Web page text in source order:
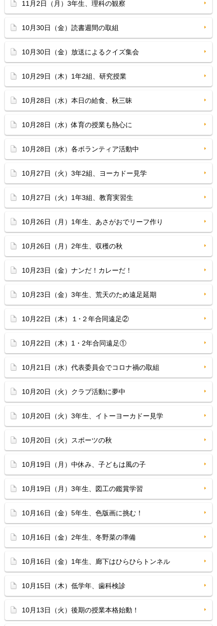
11月2日（月）3年生、理科の観察
10月30日（金）読書週間の取組
10月30日（金）放送によるクイズ集会
10月29日（木）1年2組、研究授業
10月28日（水）本日の給食、秋三昧
10月28日（水）体育の授業も熱心に
10月28日（水）各ボランティア活動中
10月27日（火）3年2組、ヨーカドー見学
10月27日（火）1年3組、教育実習生
10月26日（月）1年生、あさがおでリーフ作り
10月26日（月）2年生、収穫の秋
10月23日（金）ナンだ！カレーだ！
10月23日（金）3年生、荒天のため遠足延期
10月22日（木）１･２年合同遠足②
10月22日（木）1・2年合同遠足①
10月21日（水）代表委員会でコロナ禍の取組
10月20日（火）クラブ活動に夢中
10月20日（火）3年生、イトーヨーカドー見学
10月20日（火）スポーツの秋
10月19日（月）中休み、子どもは風の子
10月19日（月）3年生、図工の鑑賞学習
10月16日（金）5年生、色版画に挑む！
10月16日（金）2年生、冬野菜の準備
10月16日（金）1年生、廊下はひらひらトンネル
10月15日（木）低学年、歯科検診
10月13日（火）後期の授業本格始動！